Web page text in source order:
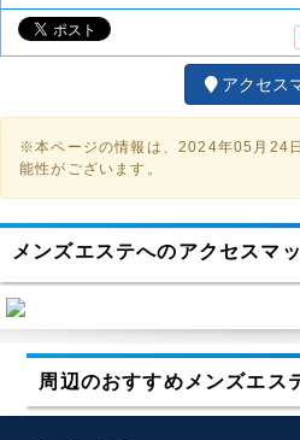
アクセス
※本ページの情報は、2024年05月24
能性がございます。
メンズエステへのアクセスマ
周辺のおすすめメンズエス